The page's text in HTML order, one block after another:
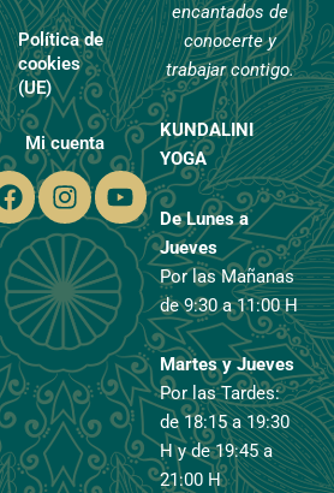
Política de
cookies
(UE)
Mi cuenta
FacebookInstagram
Youtube
encantados de
conocerte y
trabajar contigo.
KUNDALINI
YOGA
De Lunes a
Jueves
Por las Mañanas
de 9:30 a 11:00 H
Martes y Jueves
Por las Tardes:
de 18:15 a 19:30
H y de 19:45 a
21:00 H